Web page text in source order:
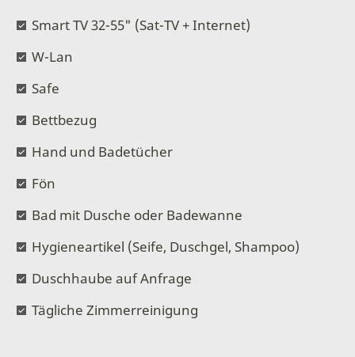
Smart TV 32-55" (Sat-TV + Internet)
W-Lan
Safe
Bettbezug
Hand und Badetücher
Fön
Bad mit Dusche oder Badewanne
Hygieneartikel (Seife, Duschgel, Shampoo)
Duschhaube auf Anfrage
Tägliche Zimmerreinigung